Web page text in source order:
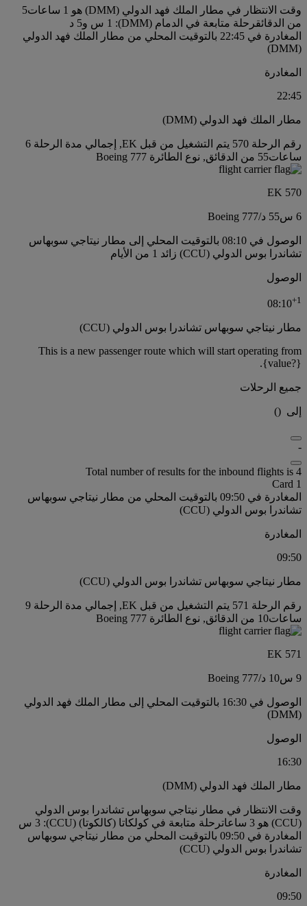
وقت الانتظار في مطار الملك فهد الدولي (DMM) هو 1 ساعات5
من الدقائقرحلة متابعة في الدمام (DMM): 1 س و5 د
المغادرة في 22:45 بالتوقيت المحلي من مطار الملك فهد الدولي
(DMM)
المغادرة
22:45
مطار الملك فهد الدولي (DMM)
رقم الرحلة 570 يتم التشغيل من قبل EK, إجمالي مدة الرحلة 6
ساعات55 من الدقائق, نوع الطائرة Boeing 777
EK 570
6 س 55 د /
Boeing 777
الوصول في 08:10 بالتوقيت المحلي إلى مطار نيتاجي سوبهاس
تشاندرا بوس الدولي (CCU) زائد 1 من الأيام
الوصول
08:10+1
مطار نيتاجي سوبهاس تشاندرا بوس الدولي (CCU)
This is a new passenger route which will start operating from
{value?}.
جميع الرحلات
إلى (
)
-
Total number of results for the inbound flights is 4
Card 1
المغادرة في 09:50 بالتوقيت المحلي من مطار نيتاجي سوبهاس
تشاندرا بوس الدولي (CCU)
المغادرة
09:50
مطار نيتاجي سوبهاس تشاندرا بوس الدولي (CCU)
رقم الرحلة 571 يتم التشغيل من قبل EK, إجمالي مدة الرحلة 9
ساعات10 من الدقائق, نوع الطائرة Boeing 777
EK 571
9 س 10 د /
Boeing 777
الوصول في 16:30 بالتوقيت المحلي إلى مطار الملك فهد الدولي
(DMM)
الوصول
16:30
مطار الملك فهد الدولي (DMM)
وقت الانتظار في مطار نيتاجي سوبهاس تشاندرا بوس الدولي
(CCU) هو 3 ساعات
رحلة متابعة في كولكاتا (كالكوتا) (CCU): 3 س
المغادرة في 09:50 بالتوقيت المحلي من مطار نيتاجي سوبهاس
تشاندرا بوس الدولي (CCU)
المغادرة
09:50